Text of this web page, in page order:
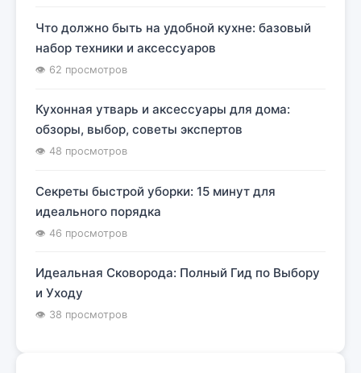
Что должно быть на удобной кухне: базовый
набор техники и аксессуаров
👁 62 просмотров
Кухонная утварь и аксессуары для дома:
обзоры, выбор, советы экспертов
👁 48 просмотров
Секреты быстрой уборки: 15 минут для
идеального порядка
👁 46 просмотров
Идеальная Сковорода: Полный Гид по Выбору
и Уходу
👁 38 просмотров